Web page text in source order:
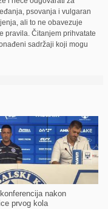
psovanja i vulgaran
ali to ne obavezuje
pravila. Čitanjem prihvatate
sadržaji koji mogu
nakon
prvog kola